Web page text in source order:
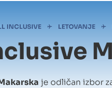
INCLUSIVE LETOVANJE
je odličan izbor